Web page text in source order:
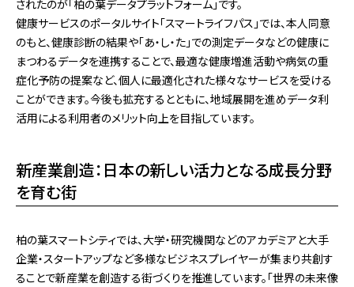
されたのが「柏の葉データプラットフォーム」です。
健康サービスのポータルサイト「スマートライフパス」では、本人同意
のもと、健康診断の結果や「あ・し・た」での測定データなどの健康に
まつわるデータを連携することで、最適な健康増進活動や病気の重
症化予防の提案など、個人に最適化された様々なサービスを受ける
ことができます。今後も拡充するとともに、地域展開を進めデータ利
活用による利用者のメリット向上を目指しています。
新産業創造：日本の新しい活力となる成長分野
を育む街
柏の葉スマートシティでは、大学・研究機関などのアカデミアと大手
企業・スタートアップなど多様なビジネスプレイヤーが集まり共創す
ることで新産業を創造する街づくりを推進しています。「世界の未来像